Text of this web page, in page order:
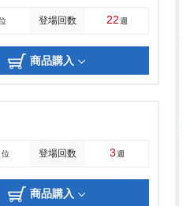
登場回数 22週
商品購入
位 登場回数 3週
商品購入